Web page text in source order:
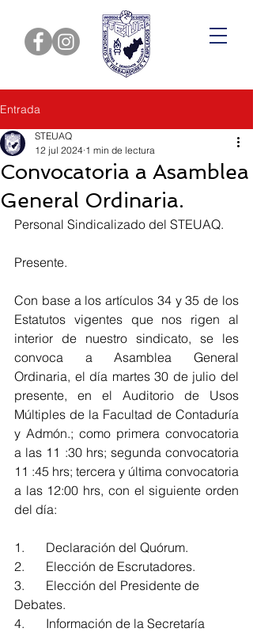
Entrada
Convocatoria a Asamblea
General Ordinaria.
STEUAQ
12 jul 2024 1 min de lectura
Personal Sindicalizado del STEUAQ.
Presente.
Con base a los artículos 34 y 35 de los
Estatutos vigentes que nos rigen al
interior de nuestro sindicato, se les
convoca a Asamblea General
Ordinaria, el día martes 30 de julio del
presente, en el Auditorio de Usos
Múltiples de la Facultad de Contaduría
y Admón.; como primera convocatoria
a las 11 :30 hrs; segunda convocatoria
11 :45 hrs; tercera y última convocatoria
a las 12:00 hrs, con el siguiente orden
del día:
1.	Declaración del Quórum.
2.	Elección de Escrutadores.
3.	Elección del Presidente de
Debates.
4.	Información de la Secretaría